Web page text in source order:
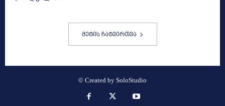
მეტის ჩატვირთვა
© Created by SoloStudio